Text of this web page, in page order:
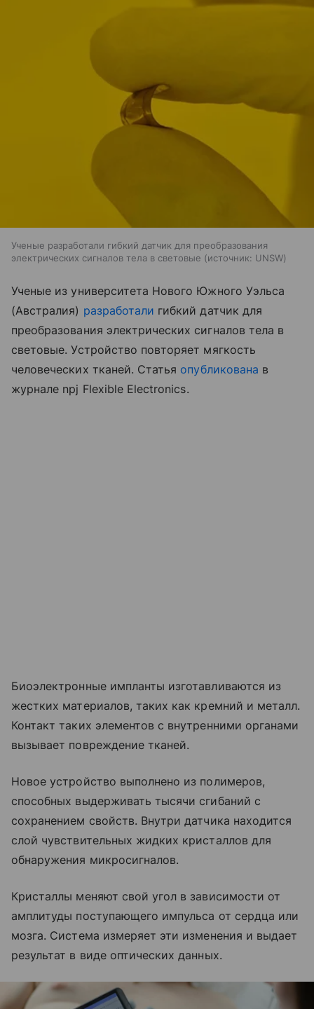
Ученые разработали гибкий датчик для преобразования
электрических сигналов тела в световые
источник: UNSW
Ученые из университета Нового Южного Уэльса
(Австралия) разработали гибкий датчик для
преобразования электрических сигналов тела в
световые. Устройство повторяет мягкость
человеческих тканей. Статьяопубликована в
журнале npj Flexible Electronics.
Биоэлектронные импланты изготавливаются из
жестких материалов, таких как кремний и металл.
Контакт таких элементов с внутренними органами
вызывает повреждение тканей.
Новое устройство выполнено из полимеров,
способных выдерживать тысячи сгибаний с
сохранением свойств. Внутри датчика находится
слой чувствительных жидких кристаллов для
обнаружения микросигналов.
Кристаллы меняют свой угол в зависимости от
амплитуды поступающего импульса от сердца или
мозга. Система измеряет эти изменения и выдает
результат в виде оптических данных.